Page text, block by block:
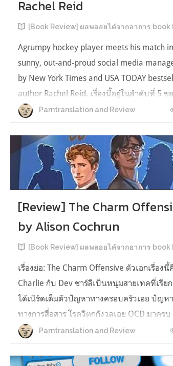
Rachel Reid
[Book Review] ผลพลอยได้จากอาการ book hangover หลังอ่านสารพัน MM
Agrumpy hockey player meets his match
sunny, out-and-proud social media
by New York Times and USA TODAY
author Rachel Reid. เรื่องนี้อยู่ในลำดับที่ 5 ข
รีส์ Game Changer แต่เป็นเรื่องที่ 3 ที่เราหยิ
อ่าน เพราะเห็นว่าเป็นเรื่องในไทม์ไลน์เดียวกั
TheLong Game ประกอบกั...
Parntranslation and Review
[Review] The Charm
by Alison Cochrun
[Book Review] ผลพลอยได้จากอาการ book hangover หลังอ่านสารพัน MM
เรื่องย่อ: The Charm Offensive ตัวเอกเรื่องนี้
Charlie กับ Dev ชาร์ลีเป็นหนุ่มสายเทคที่เรีย
ได้เนิร์ดเต็มตัวปัญหาทางครอบครัวเอย ปัญหา
ทางการสื่อสาร โรควิตกกังวลเอย OCD มาครบ
เรียกได้ว่าครบองค์ประกอบความโอตะ เขาทั้ง
เชื่อในรักแท้ ไม่เคยมีความสัมพันธ์ในเชิงโรแ
กับใคร หรืออาจเรียกว่าไม่เคยรู...
Parntranslation and Review